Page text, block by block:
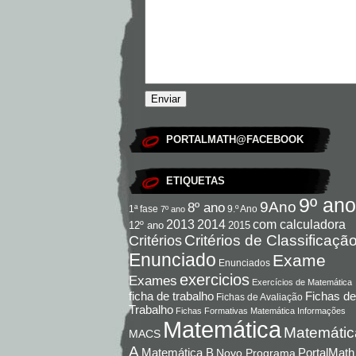
PORTALMATH@FACEBOOK
ETIQUETAS
1ª fase 7º ano 8º ano 9.º Ano 9Ano 9º ano
12º ano 2013 2014 2015 com calculadora
Critérios Critérios de
Enunciado Enunciados Exame
Exames exercicios Exercícios de Matemática
ficha de trabalho Fichas de Avaliação Fichas de
Trabalho Fichas Formativas Matemática Informações
MACS Matemática
A Matemática B Novo Programa PortalMath